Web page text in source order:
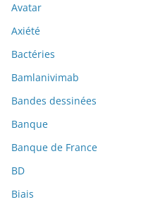
Avatar
Axiété
Bactéries
Bamlanivimab
Bandes dessinées
Banque
Banque de France
BD
Biais